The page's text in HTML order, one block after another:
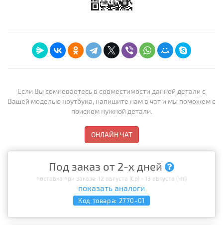
Если Вы сомневаетесь в совместимости данной детали с
Вашей моделью ноутбука, напишите нам в чат и мы поможем с
поиском нужной детали.
ОНЛАЙН ЧАТ
Под заказ от 2-х дней
поставка при заказе: 12 августа (Ср) - 13 августа (Чт)
показать аналоги
Код товара: 2770-01